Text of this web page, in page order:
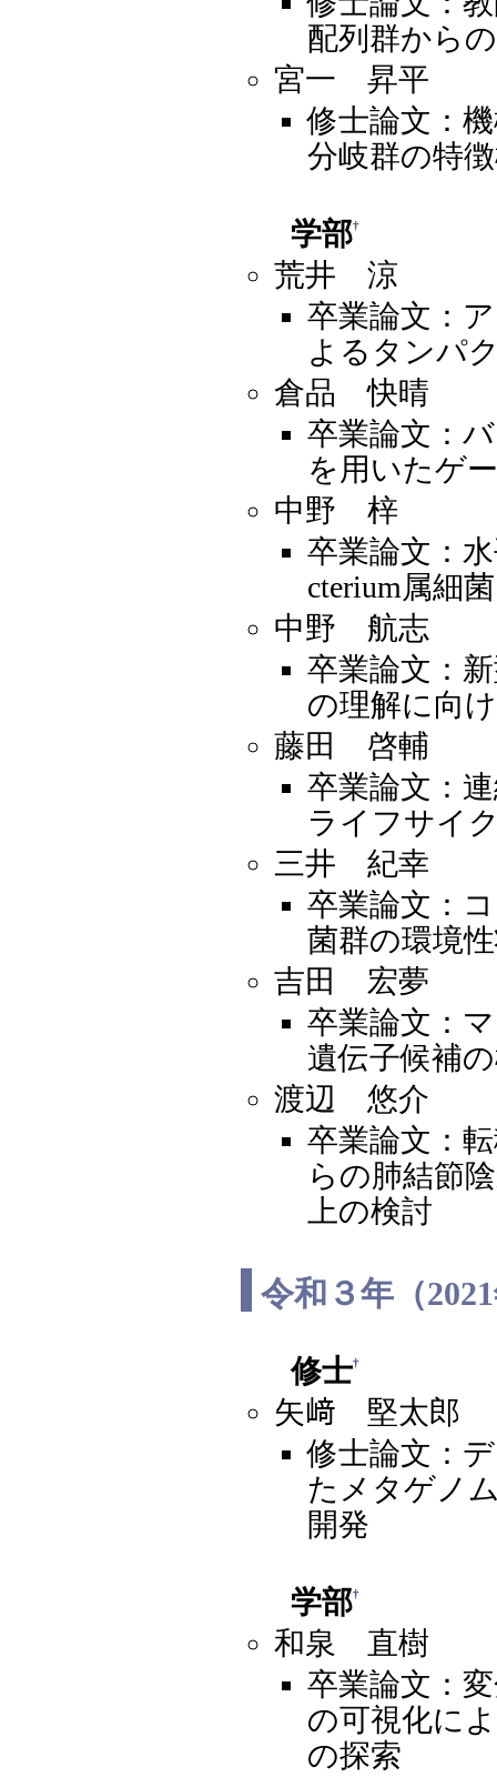
配列群から
宮一 昇平
修士論文：
分岐群の特
学部†
荒井 涼
卒業論文：
よるタンパ
倉品 快晴
卒業論文：
を用いたゲ
中野 梓
卒業論文：
cterium属細
中野 航志
卒業論文：
の理解に向
藤田 啓輔
卒業論文：
ライフサイ
三井 紀幸
卒業論文：
菌群の環境
吉田 宏夢
卒業論文：
遺伝子候補
渡辺 悠介
卒業論文：
らの肺結節
上の検討
令和３年（
修士†
矢﨑 堅太郎
修士論文：
たメタゲノ
開発
学部†
和泉 直樹
卒業論文：
の可視化に
の探索